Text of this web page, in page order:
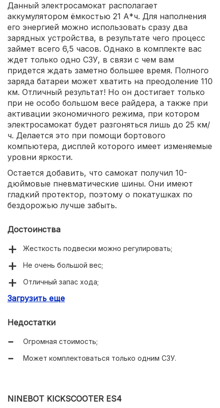
Данный электросамокат располагает
аккумулятором ёмкостью 21 А*ч. Для наполнения
его энергией можно использовать сразу два
зарядных устройства, в результате чего процесс
займет всего 6,5 часов. Однако в комплекте вас
ждет только одно СЗУ, в связи с чем вам
придется ждать заметно большее время. Полного
заряда батареи может хватить на преодоление 110
км. Отличный результат! Но он достигает только
при не особо большом весе райдера, а также при
активации экономичного режима, при котором
электросамокат будет разгоняться лишь до 25 км/
ч. Делается это при помощи бортового
компьютера, дисплей которого имеет изменяемые
уровни яркости.
Остается добавить, что самокат получил 10-
дюймовые пневматические шины. Они имеют
гладкий протектор, поэтому о покатушках по
бездорожью лучше забыть.
Достоинства
Жесткость подвески можно регулировать;
Не очень большой вес;
Отличный запас хода;
Может выдержать 120-килограммовую нагрузку;
Загрузить еще
Недостатки
Огромная стоимость;
Может комплектоваться только одним СЗУ.
NINEBOT KICKSCOOTER ES4